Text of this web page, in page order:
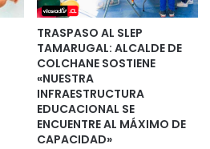
TRASPASO AL SLEP
TAMARUGAL: ALCALDE DE
COLCHANE SOSTIENE
«NUESTRA
INFRAESTRUCTURA
EDUCACIONAL SE
ENCUENTRE AL MÁXIMO DE
CAPACIDAD»